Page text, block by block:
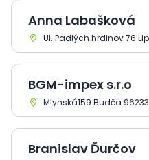
Anna Labašková
Ul. Padlých hrdinov 76
BGM-impex s.r.o
Mlynská159 Budča 96233
Branislav Ďurčov